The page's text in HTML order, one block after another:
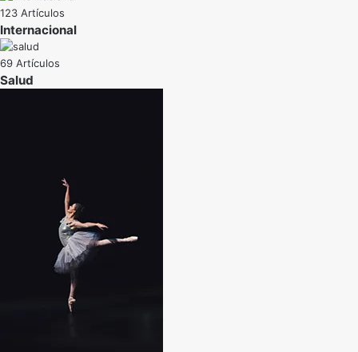
123 Artículos
Internacional
69 Artículos
Salud